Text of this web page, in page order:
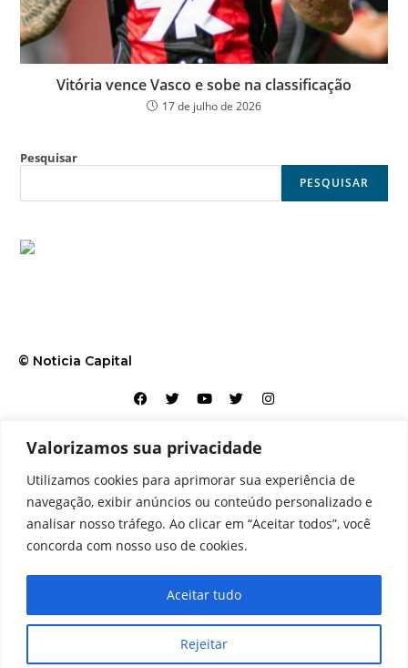
Valorizamos sua privacidade
Utilizamos cookies para aprimorar sua experiência de
navegação, exibir anúncios ou conteúdo personalizado e
analisar nosso tráfego. Ao clicar em “Aceitar todos”, você
concorda com nosso uso de cookies.
Rejeitar
Aceitar tudo
Vitória vence Vasco e sobe na classificação
17 de julho de 2026
Pesquisar
PESQUISAR
© Noticia Capital
Contato Home Aviso legal Configurações de cookies
Equipe Perfil Política de cookies Serviços